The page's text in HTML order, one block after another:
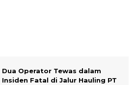
Dua Operator Tewas dalam
Insiden Fatal di Jalur Hauling PT